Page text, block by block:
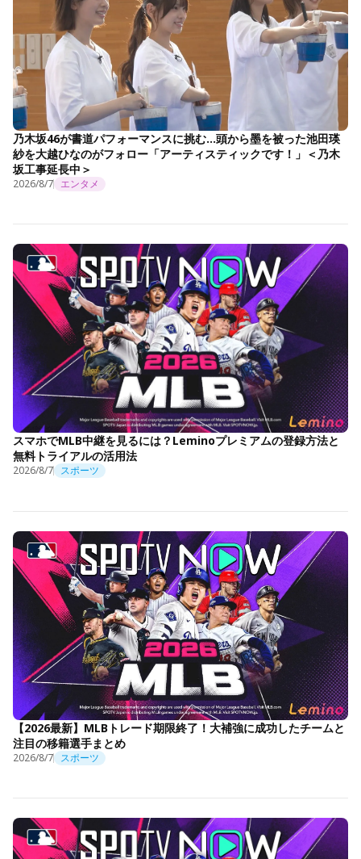
乃木坂46が書道パフォーマンスに挑む…頭から墨を被った池田瑛
紗を大越ひなのがフォロー「アーティスティックです！」＜乃木
坂工事延長中＞
2026/8/7 エンタメ
スマホでMLB中継を見るには？Leminoプレミアムの登録方法と
無料トライアルの活用法
2026/8/7 スポーツ
【2026最新】MLBトレード期限終了！大補強に成功したチームと
注目の移籍選手まとめ
2026/8/7 スポーツ